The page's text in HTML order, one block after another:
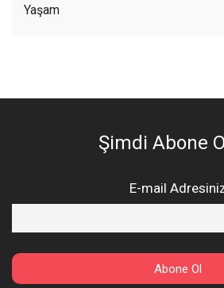
Yaşam
Şimdi Abone
E-mail